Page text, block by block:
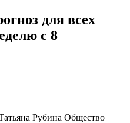
для всех
с 8
Рубина Общество